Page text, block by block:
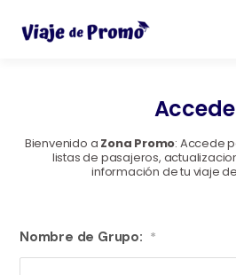
Bienvenido a Zona Promo: Accede
listas de pasajeros,
información de tu viaje
Nombre de Grupo: *